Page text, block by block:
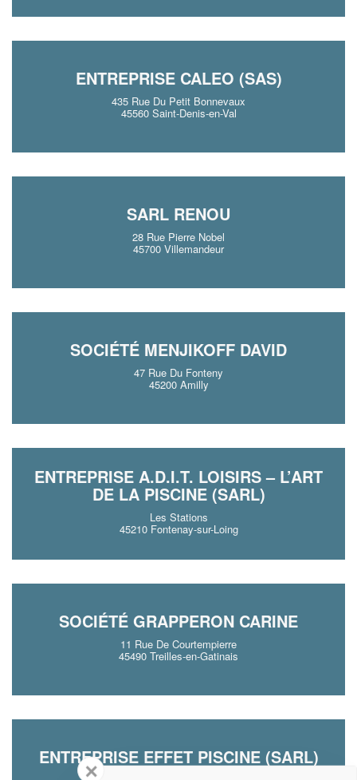
ENTREPRISE CALEO (SAS)
435 Rue Du Petit Bonnevaux
45560 Saint-Denis-en-Val
SARL RENOU
28 Rue Pierre Nobel
45700 Villemandeur
SOCIÉTÉ MENJIKOFF DAVID
47 Rue Du Fonteny
45200 Amilly
ENTREPRISE A.D.I.T. LOISIRS – L’ART
DE LA PISCINE (SARL)
Les Stations
45210 Fontenay-sur-Loing
SOCIÉTÉ GRAPPERON CARINE
11 Rue De Courtempierre
45490 Treilles-en-Gatinais
ENTREPRISE EFFET PISCINE (SARL)
✕